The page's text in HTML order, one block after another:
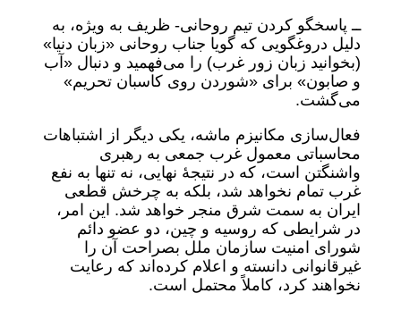
ــ پاسخگو کردن تیم روحانی- ظریف به ویژه، به
دلیل دروغگویی که گویا جناب روحانی «زبان دنیا»
(بخوانید زبان زور غرب) را می‌فهمید و دنبال «آب
و صابون» برای «شوردن روی کاسبان تحریم»
می‌گشت.
فعال‌سازی مکانیزم ماشه، یکی دیگر از اشتباهات
محاسباتی معمول غرب جمعی به رهبری
واشنگتن است، که در نتیجۀ نهایی، نه تنها به نفع
غرب تمام نخواهد شد، بلکه به چرخش قطعی
ایران به سمت شرق منجر خواهد شد. این امر،
در شرایطی که روسیه و چین، دو عضو دائم
شورای امنیت سازمان ملل بصراحت آن را
غیرقانوانی دانسته و اعلام کرده‌اند که رعایت
نخواهند کرد، کاملاً محتمل است.